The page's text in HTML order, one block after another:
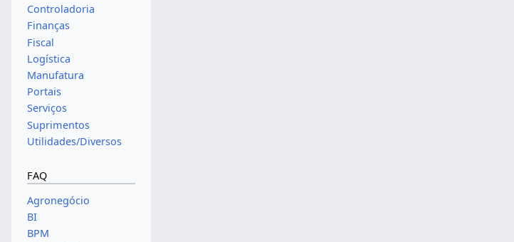
Controladoria
Finanças
Fiscal
Logística
Manufatura
Portais
Serviços
Suprimentos
Utilidades/Diversos
FAQ
Agronegócio
BI
BPM